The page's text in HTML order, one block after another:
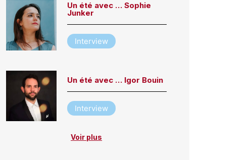
Un été avec … Sophie
Junker
Interview
Un été avec … Igor Bouin
Interview
Voir plus